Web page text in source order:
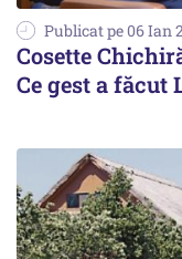
Publicat pe 06 Ian
Cosette
Ce gest a